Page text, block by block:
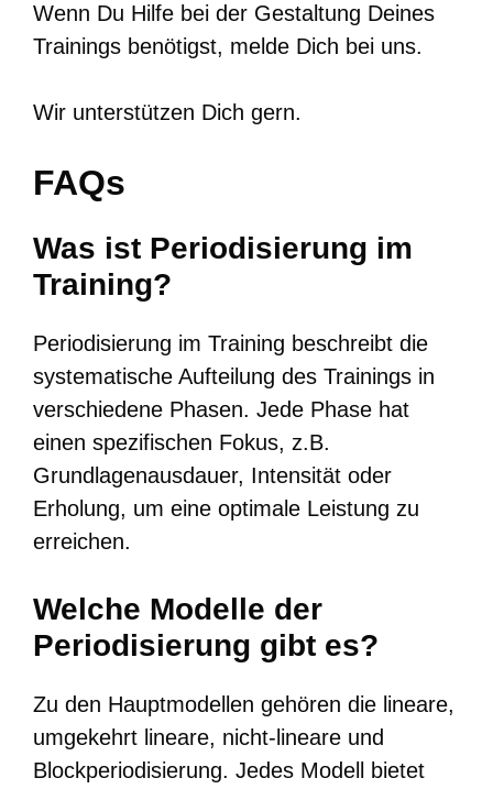
Wenn Du Hilfe bei der Gestaltung Deines
Trainings benötigst, melde Dich bei uns.
Wir unterstützen Dich gern.
FAQs
Was ist Periodisierung im
Training?
Periodisierung im Training beschreibt die
systematische Aufteilung des Trainings in
verschiedene Phasen. Jede Phase hat
einen spezifischen Fokus, z.B.
Grundlagenausdauer, Intensität oder
Erholung, um eine optimale Leistung zu
erreichen.
Welche Modelle der
Periodisierung gibt es?
Zu den Hauptmodellen gehören die lineare,
umgekehrt lineare, nicht-lineare und
Blockperiodisierung. Jedes Modell bietet